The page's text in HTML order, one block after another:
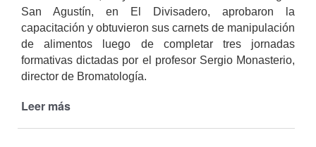
San Agustín, en El Divisadero, aprobaron la
capacitación y obtuvieron sus carnets de manipulación
de alimentos luego de completar tres jornadas
formativas dictadas por el profesor Sergio Monasterio,
director de Bromatología.
Leer más